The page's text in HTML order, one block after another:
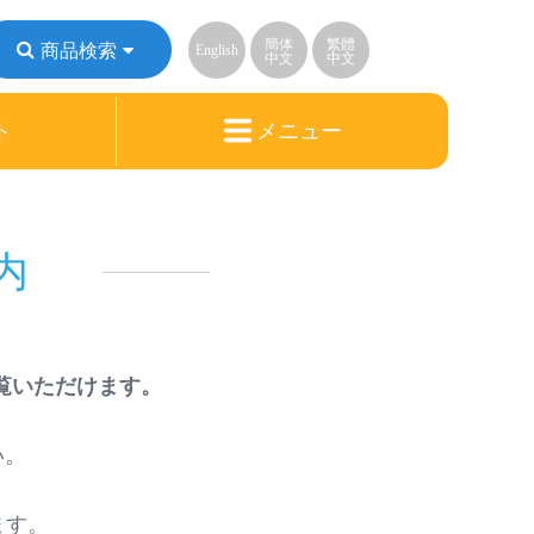
商品検索 English
簡体
中文
繁體
中文
メニュー
ただけます。
。